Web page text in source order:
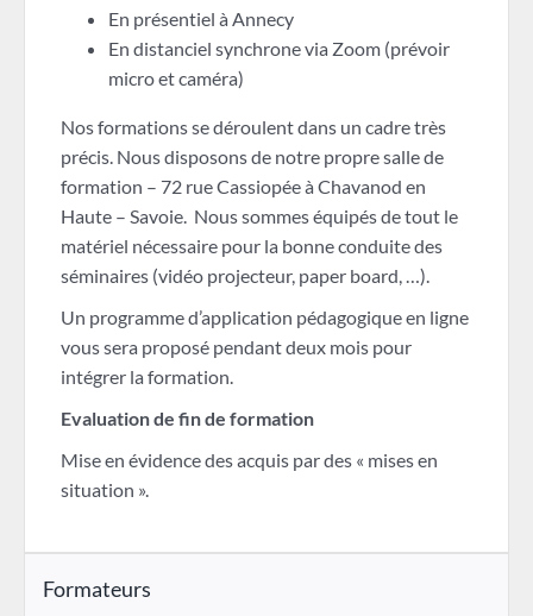
En présentiel à Annecy
En distanciel synchrone via Zoom (prévoir
micro et caméra)
Nos formations se déroulent dans un cadre très
précis. Nous disposons de notre propre salle de
formation – 72 rue Cassiopée à Chavanod en
Haute – Savoie. Nous sommes équipés de tout le
matériel nécessaire pour la bonne conduite des
séminaires (vidéo projecteur, paper board, …).
Un programme d’application pédagogique en ligne
vous sera proposé pendant deux mois pour
intégrer la formation.
Evaluation de fin de formation
Mise en évidence des acquis par des « mises en
situation ».
Formateurs